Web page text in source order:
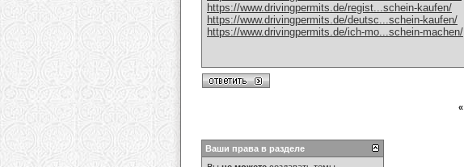
https://www.drivingpermits.de/regist...schein-kaufen/
https://www.drivingpermits.de/deutsc...schein-kaufen/
https://www.drivingpermits.de/ich-mo...schein-machen/
«
Ваши права в разделе